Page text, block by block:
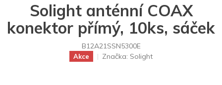
Solight anténní COAX
konektor přímý, 10ks, sáček
B12A21SSN5300E
Akce Značka: Solight